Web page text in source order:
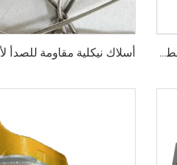
ختم مطاطي لباب الحاوية / قطع غيار الحاويات / قطع مقطورات الحاويات